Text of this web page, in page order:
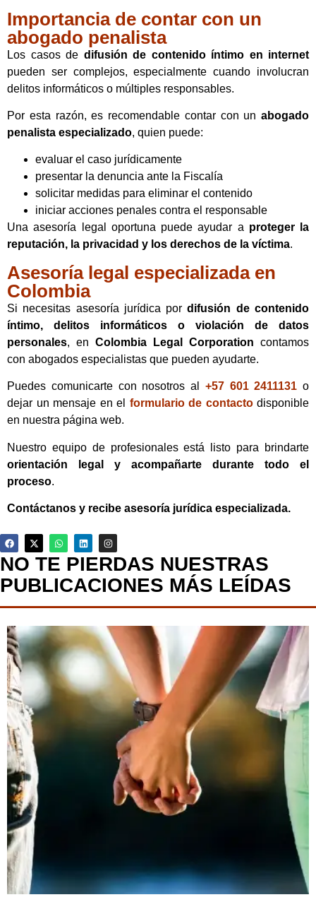
Importancia de contar con un
abogado penalista
Los casos de difusión de contenido íntimo en internet
pueden ser complejos, especialmente cuando involucran
delitos informáticos o múltiples responsables.
Por esta razón, es recomendable contar con un abogado
penalista especializado, quien puede:
evaluar el caso jurídicamente
presentar la denuncia ante la Fiscalía
solicitar medidas para eliminar el contenido
iniciar acciones penales contra el responsable
Una asesoría legal oportuna puede ayudar a proteger la
reputación, la privacidad y los derechos de la víctima.
Asesoría legal especializada en
Colombia
Si necesitas asesoría jurídica pordifusión de contenido
íntimo, delitos informáticos o violación de datos
personales, en Colombia Legal Corporation contamos
con abogados especialistas que pueden ayudarte.
Puedes comunicarte con nosotros al +57 601 2411131 o
dejar un mensaje en el formulario de contactodisponible
en nuestra página web.
Nuestro equipo de profesionales está listo para brindarte
orientación legal y acompañarte durante todo el
proceso.
Contáctanos y recibe asesoría jurídica especializada.
NO TE PIERDAS NUESTRAS
PUBLICACIONES MÁS LEÍDAS